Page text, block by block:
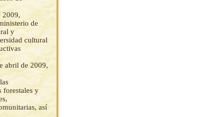
2009,
de
y
cultural
abril de 2009,
forestales y
así